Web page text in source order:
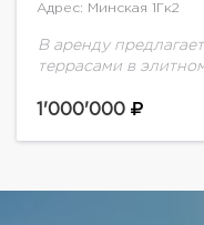
Адрес: Минская 1Гк2
В аренду
террасами в
известных
1'000'000